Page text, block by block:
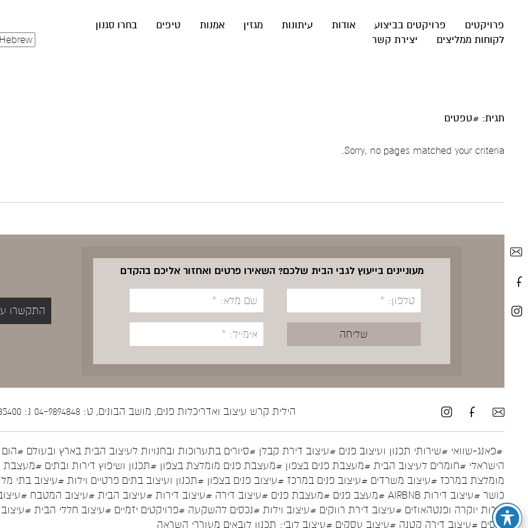
פרויקטים פרויקטים בביצוע אודות עיתונות מגזין אמנות טיפים
בחרו סגנון
לקוחות ממליצים
יצירת קשר
תגית: #טפטים
Sorry, no pages matched your criteria.
מעוניינים בייעוץ לגבי הבית שלכם? השאירו פרטים ואחזור אליכם בהקדם
התקשרו עכשיו
הילית קרש עיצוב ואדריכלות פנים, מושב הבונים, ט: 04-9894848 נ: 052-5535400
#פאנג-שוואי #שירותי תכנון ועיצוב פנים #עיצוב דירת קבלן #סיורים בתערוכות ובחנויות לעיצוב הבית בארץ ובעולם #הום
הישראלי #חומרים לעיצוב הבית #מעצבת פנים בצפון #מעצבת פנים מומלצת בצפון #תכנון ושיפוץ דירות ובתים #מעצבת
מומלצת במרכז #עיצוב משרדים #עיצוב פנים במרכז #עיצוב פנים בצפון #תכנון ועיצוב בתים פרטיים וילות #עיצוב בתי
כושר #עיצוב דירות AIRBNB #מעצב פנים #מעצבת פנים #עיצוב דירה #עיצוב דירות #עיצוב הבית #עיצוב המטבח
דירות יוקרה ופנטהאוזים #עיצוב דירת רווקים #עיצוב וילות #נכסים להשקעה #פרויקטים יזמיים #עיצוב חללי הבית
נכסים #עיצוב דירה קטנה #עיצוב עסקים #עיצוב לובי: תכנון לובאים מעוררי השראה